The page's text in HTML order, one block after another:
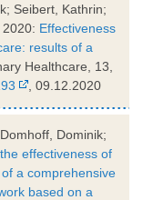
Seibert, Kathrin;
Effectiveness
results of a
Healthcare, 13,
, 09.12.2020
Dominik;
effectiveness of
a comprehensive
based on a